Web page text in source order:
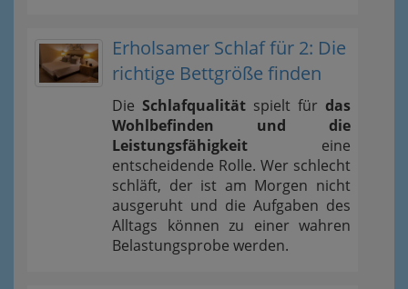
Erholsamer Schlaf für 2: Die
richtige Bettgröße finden
Die Schlafqualität spielt für das
Wohlbefinden und die
Leistungsfähigkeit eine
entscheidende Rolle. Wer schlecht
schläft, der ist am Morgen nicht
ausgeruht und die Aufgaben des
Alltags können zu einer wahren
Belastungsprobe werden.